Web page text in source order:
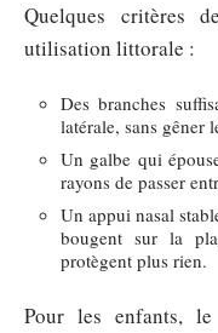
Quelques critères
utilisation littorale :
Des branches
latérale, sans gêner
Un galbe qui
rayons de passer
Un appui nasal
bougent sur la
protègent plus rien.
Pour les enfants,